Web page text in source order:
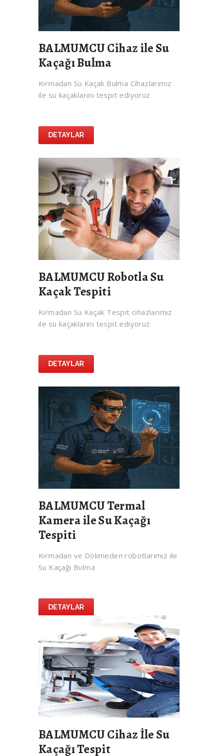
BALMUMCU Cihaz ile Su
Kaçağı Bulma
Kırmadan Su Kaçak Bulma Cihazlarımız
ile su kaçaklarını tespit ediyoruz
DETAYLAR
BALMUMCU Robotla Su
Kaçak Tespiti
Kırmadan Su Kaçak Tespit cihazlarımız
ile su kaçaklarını tespit ediyoruz
DETAYLAR
BALMUMCU Termal
Kamera ile Su Kaçağı
Tespiti
Kırmadan ve Dökmeden robotlarımız ile
Su Kaçağı Bulma
DETAYLAR
BALMUMCU Cihaz İle Su
Kaçağı Tespit